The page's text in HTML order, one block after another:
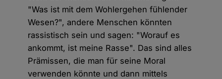
"Was ist mit dem Wohlergehen fühlender
Wesen?", andere Menschen könnten
rassistisch sein und sagen: "Worauf es
ankommt, ist meine Rasse". Das sind alles
Prämissen, die man für seine Moral
verwenden könnte und dann mittels